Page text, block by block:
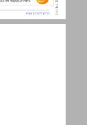
מהלך יחידת לימוד ... 10